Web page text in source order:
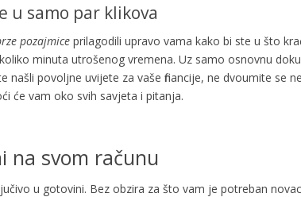
u samo par klikova
pozajmice prilagodili upravo vama kako bi ste u što
minuta utrošenog vremena. Uz samo osnovnu
našli povoljne uvijete za vaše financije, ne dvoumite se
će vam oko svih savjeta i pitanja.
na svom računu
u gotovini. Bez obzira za što vam je potreban